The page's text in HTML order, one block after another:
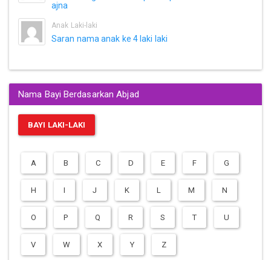
ajna
Anak Laki-laki
Saran nama anak ke 4 laki laki
Nama Bayi Berdasarkan Abjad
BAYI LAKI-LAKI
A B C D E F G
H I J K L M N
O P Q R S T U
V W X Y Z